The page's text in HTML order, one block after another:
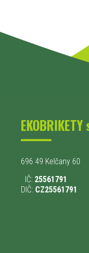
EKOBRIKETY
696 49 Kelčany 60
IČ: 25561791
DIČ: CZ25561791